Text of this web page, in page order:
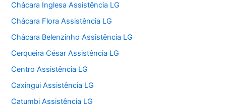
Chácara Inglesa Assistência LG
Chácara Flora Assistência LG
Chácara Belenzinho Assistência LG
Cerqueira César Assistência LG
Centro Assistência LG
Caxingui Assistência LG
Catumbi Assistência LG